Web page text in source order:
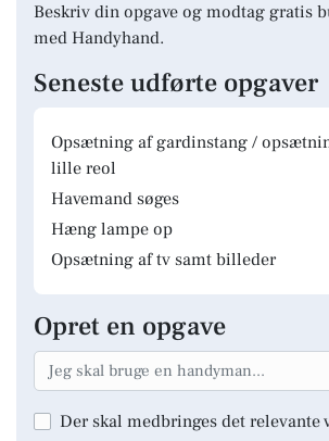
Beskriv din opgave og modtag gratis
med Handyhand.
Seneste udførte opgaver
Opsætning af gardinstang /
lille reol
Havemand søges
Hæng lampe op
Opsætning af tv samt billeder
Opret en opgave
Der skal medbringes det relevante